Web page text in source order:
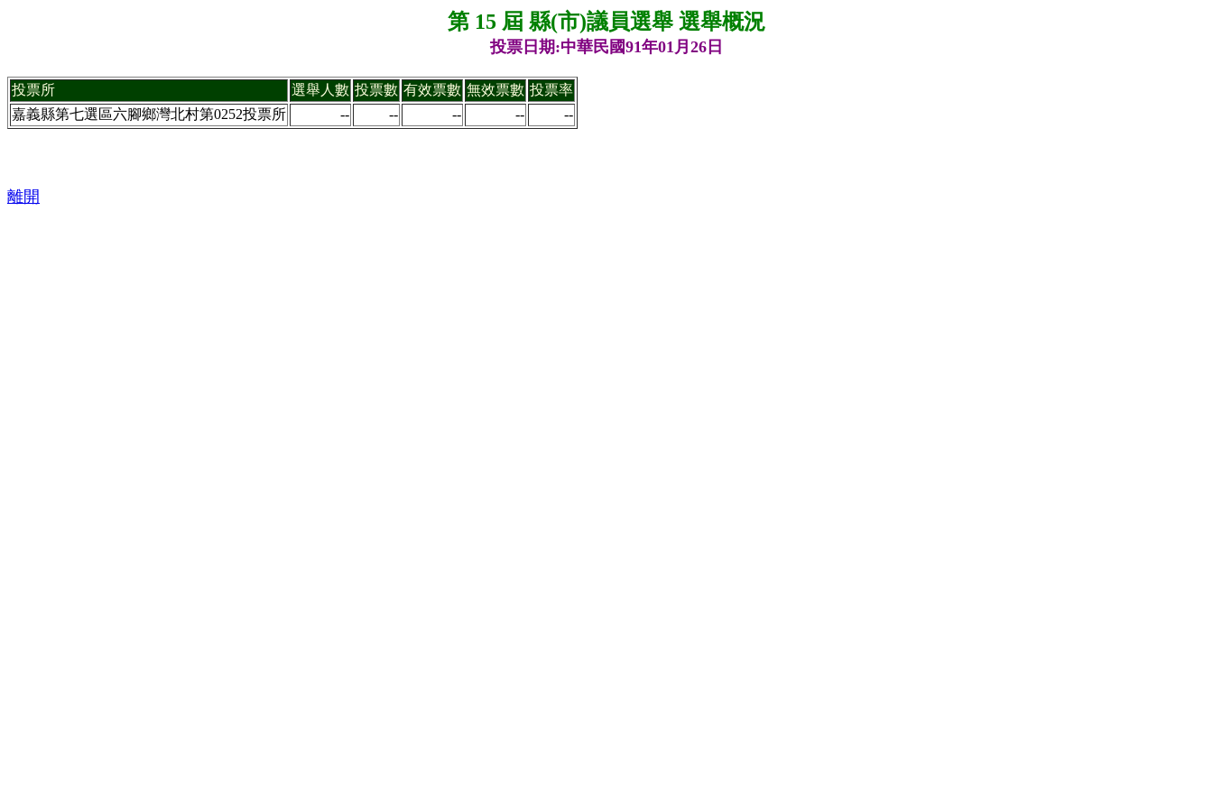
第 15 屆 縣(市)議員選舉 選舉概況
投票日期:中華民國91年01月26日
投票所 選舉人數 投票數 有效票數 無效票數 投票率
嘉義縣第七選區六腳鄉灣北村第0252投票所
-- -- -- -- --
離開